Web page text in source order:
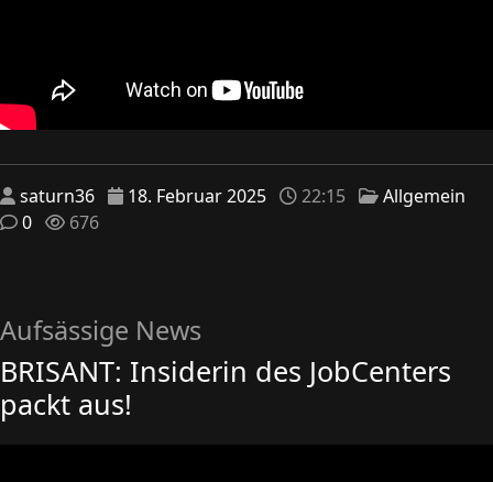
saturn36 18. Februar 2025 22:15
Allgemein
0
676
Aufsässige News
BRISANT: Insiderin des JobCenters
packt aus!